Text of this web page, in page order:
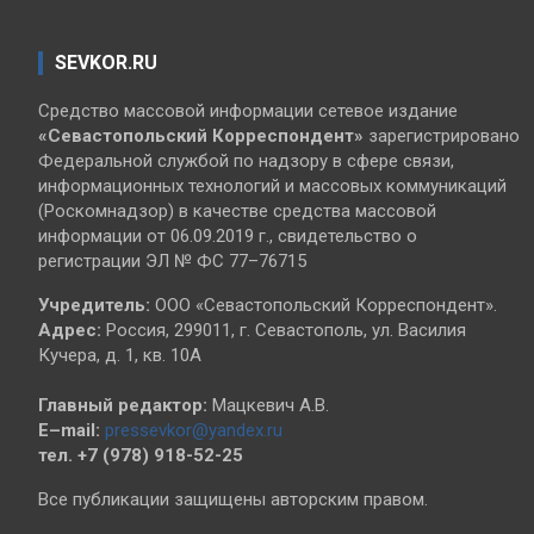
SEVKOR.RU
Средство массовой информации сетевое издание
«Севастопольский Корреспондент» зарегистрировано
Федеральной службой по надзору в сфере связи,
информационных технологий и массовых коммуникаций
(Роскомнадзор) в качестве средства массовой
информации от 06.09.2019 г., свидетельство о
регистрации ЭЛ № ФС 77–76715
Учредитель: ООО «Севастопольский Корреспондент».
Адрес: Россия, 299011, г. Севастополь, ул. Василия
Кучера, д. 1, кв. 10А
Главный редактор: Мацкевич А.В.
E–mail: pressevkor@yandex.ru
тел. +7 (978) 918-52-25
Все публикации защищены авторским правом.